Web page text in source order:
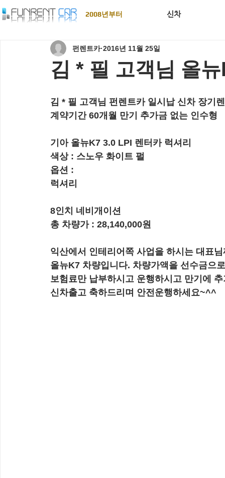
2008년부터 신차
김 * 필 고객님 올
펀렌트카 2016년 11월 25일
김 * 필 고객님 펀렌트카 일시납 신차 장기
계약기간 60개월 만기 추가금 없는 인수형
기아 올뉴K7 3.0 LPI 렌터카 럭셔리
색상 : 스노우 화이트 펄
옵션 :
럭셔리
8인치 네비개이션
총 차량가 : 28,140,000원
익산에서 인테리어쪽 사업을 하시는 대표
올뉴K7 차량입니다. 차량가액을 선수금으
보험료만 납부하시고 운행하시고 만기에
신차출고 축하드리며 안전운행하세요~^^